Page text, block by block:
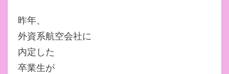
昨年、
外資系航空会社に
内定した
卒業生が